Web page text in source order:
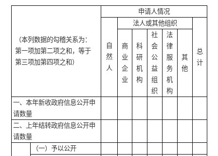
（本列数据的勾稽关系为：
第一项加第二项之和，等于
第三项加第四项之和）
申请人情况
自
然
人
法人或其他组织
总
计
商
业
企
业
科
研
机
构
社
会
公
益
组
织
法
律
服
务
机
构
其
他
一、本年新收政府信息公开申
请数量
二、上年结转政府信息公开申
请数量
（一）予以公开